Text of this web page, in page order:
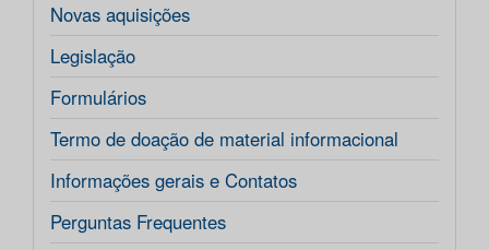
Novas aquisições
Legislação
Formulários
Termo de doação de material informacional
Informações gerais e Contatos
Perguntas Frequentes